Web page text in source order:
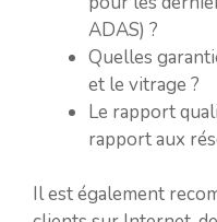
ADAS) ?
Quelles
et le vitrage ?
Le rapport
rapport aux
Il est également